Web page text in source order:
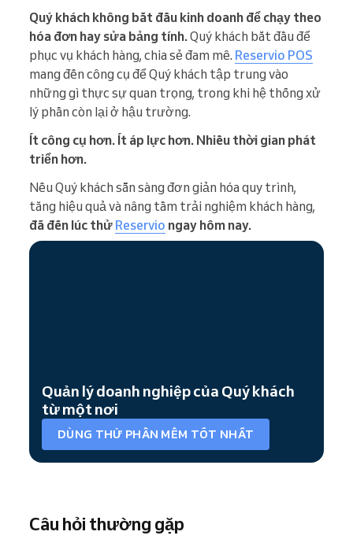
Quý khách không bắt đầu kinh doanh để chạy theo
hóa đơn hay sửa bảng tính.Quý khách bắt đầu để
phục vụ khách hàng, chia sẻ đam mê. Reservio POS
mang đến công cụ để Quý khách tập trung vào
những gì thực sự quan trọng, trong khi hệ thống xử
lý phần còn lại ở hậu trường.
Ít công cụ hơn. Ít áp lực hơn. Nhiều thời gian phát
triển hơn.
Nếu Quý khách sẵn sàng đơn giản hóa quy trình,
tăng hiệu quả và nâng tầm trải nghiệm khách hàng,
đã đến lúc thử Reservio ngay hôm nay.
Quản lý doanh nghiệp của Quý khách
từ một nơi
DÙNG THỬ PHẦN MỀM TỐT NHẤT
Câu hỏi thường gặp